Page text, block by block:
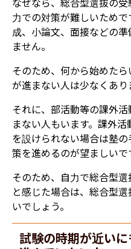
力での対策が難しいため
成、小論文、面接などの
ません。
そのため、何から始めた
が進まない人は少なくあり
それに、部活動等の課外
まない人もいます。課外
を設けられない場合は塾
策を進めるのが望ましいで
そのため、自力で総合型
と感じた場合は、総合型
いでしょう。
試験の時期が近い